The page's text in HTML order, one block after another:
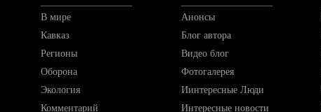
В мире
Кавказ
Регионы
Оборона
Экология
Комментарий
Анонсы
Блог автора
Видео блог
Фотогалерея
Иинтересные Люди
Интересные новости